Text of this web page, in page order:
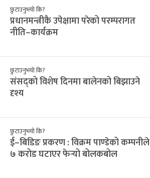
छुटाउनुभयो कि?
प्रधानमन्त्रीकै उपेक्षामा परेको परम्परागत
नीति–कार्यक्रम
छुटाउनुभयो कि?
संसद्को विशेष दिनमा बालेनको बिझाउने
दृश्य
छुटाउनुभयो कि?
ई–बिडिङ प्रकरण : विक्रम पाण्डेको कम्पनीले
७ करोड घटाएर फेर्‍यो बोलकबोल